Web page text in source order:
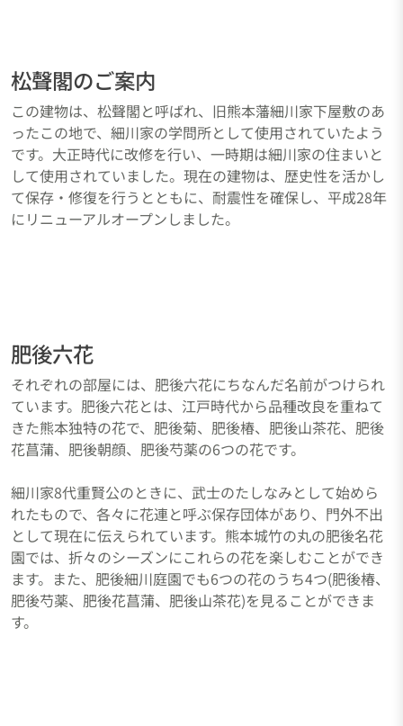
松聲閣のご案内
この建物は、松聲閣と呼ばれ、旧熊本藩細川家下屋敷のあ
ったこの地で、細川家の学問所として使用されていたよう
です。大正時代に改修を行い、一時期は細川家の住まいと
して使用されていました。現在の建物は、歴史性を活かし
て保存・修復を行うとともに、耐震性を確保し、平成28年
にリニューアルオープンしました。
肥後六花
それぞれの部屋には、肥後六花にちなんだ名前がつけられ
ています。肥後六花とは、江戸時代から品種改良を重ねて
きた熊本独特の花で、肥後菊、肥後椿、肥後山茶花、肥後
花菖蒲、肥後朝顔、肥後芍薬の6つの花です。
細川家8代重賢公のときに、武士のたしなみとして始めら
れたもので、各々に花連と呼ぶ保存団体があり、門外不出
として現在に伝えられています。熊本城竹の丸の肥後名花
園では、折々のシーズンにこれらの花を楽しむことができ
ます。また、肥後細川庭園でも6つの花のうち4つ(肥後椿、
肥後芍薬、肥後花菖蒲、肥後山茶花)を見ることができま
す。